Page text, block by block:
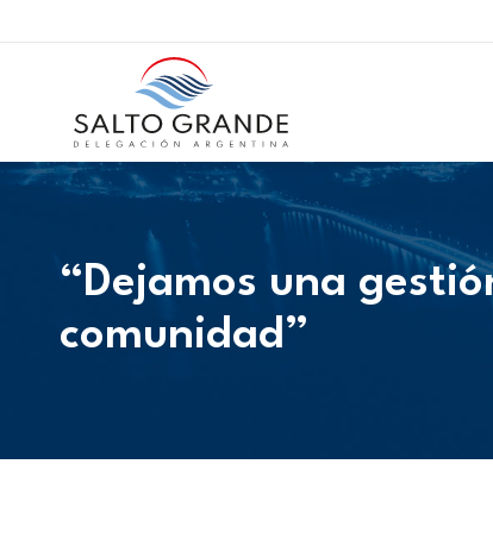
“Dejamos una
comunidad”